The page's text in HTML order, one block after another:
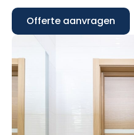
Offerte aanvragen